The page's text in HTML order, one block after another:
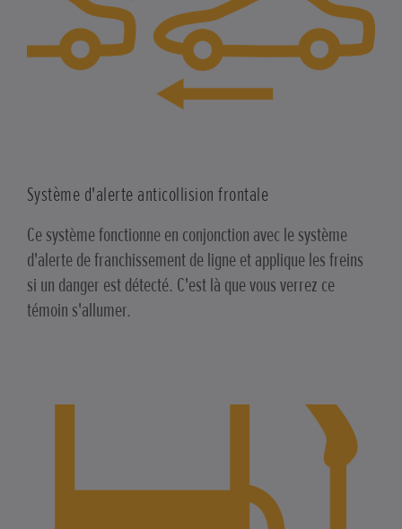
Système d'alerte anticollision frontale
Ce système fonctionne en conjonction avec le système
d'alerte de franchissement de ligne et applique les freins
si un danger est détecté. C'est là que vous verrez ce
témoin s'allumer.